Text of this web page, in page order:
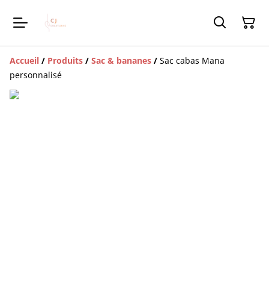
Accueil / Produits / Sac & bananes / Sac cabas Mana
personnalisé